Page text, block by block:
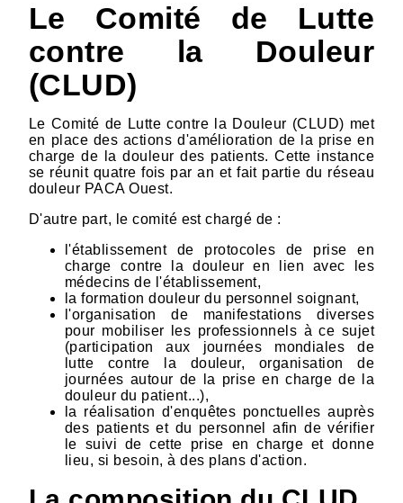
Le Comité de Lutte
contre la Douleur
(CLUD)
Le Comité de Lutte contre la Douleur (CLUD) met
en place des actions d'amélioration de la prise en
charge de la douleur des patients. Cette instance
se réunit quatre fois par an et fait partie du réseau
douleur PACA Ouest.
D'autre part, le comité est chargé de :
l'établissement de protocoles de prise en
charge contre la douleur en lien avec les
médecins de l'établissement,
la formation douleur du personnel soignant,
l'organisation de manifestations diverses
pour mobiliser les professionnels à ce sujet
(participation aux journées mondiales de
lutte contre la douleur, organisation de
journées autour de la prise en charge de la
douleur du patient...),
la réalisation d'enquêtes ponctuelles auprès
des patients et du personnel afin de vérifier
le suivi de cette prise en charge et donne
lieu, si besoin, à des plans d'action.